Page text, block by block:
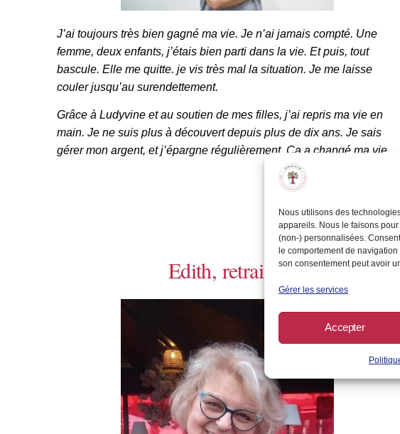
Nous utilisons des
appareils. Nous le faisons
(non-) personnalisées.
le comportement de
son consentement peut avoir
Gérer les services
Accepter
J’ai toujours très bien gagné ma vie. Je n’ai jamais compté. Une
femme, deux enfants, j’étais bien parti dans la vie. Et puis, tout
bascule. Elle me quitte. je vis très mal la situation. Je me laisse
couler jusqu’au surendettement.
Grâce à Ludyvine et au soutien de mes filles, j’ai repris ma vie en
main. Je ne suis plus à découvert depuis plus de dix ans. Je sais
gérer mon argent, et j’épargne régulièrement. Ça a changé ma vie.
Edith, retraitée